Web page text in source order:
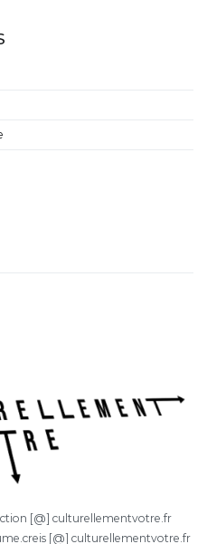
[@] culturellementvotre.fr
[@] culturellementvotre.fr